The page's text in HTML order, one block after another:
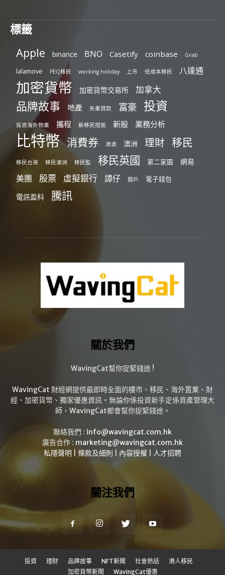
標籤
Apple binance BNO Casetify coinbase Grab
lalamove PEQ移民 working holiday 上市 低成本移民 八達通
加密貨幣 加密貨幣交易所 加拿大
品牌故事 地產 失業貸款 富豪 投資
投資海外物業 攜程 新移民措施 新股 業務分析
比特幣 消費券 滴滴 澳洲 理財 移民
移民台灣 移民澳洲 移民監 移民英國 第二家園 網易
美團 股票 虛擬銀行 譚仔 開戶 電子錢包
電訊盈科 騰訊
關於我們
WavingCat幫你捉緊錢途 !
WavingCat 財經網提供最即時全面的樓市、移民、海外置業、財
經、加密貨幣、獨家優惠資訊。無論你係投資新手定係資產管理大
師，WavingCat都會幫你捉緊錢途。
聯絡我們 : info@wavingcat.com.hk
廣告合作 : marketing@wavingcat.com.hk
私隱聲明
條款及細則 內容授權 人才招聘
關注我們
投資 理財 品牌故事 NFT新聞 社會熱話
港人移民
加密貨幣新聞
WavingCat優惠